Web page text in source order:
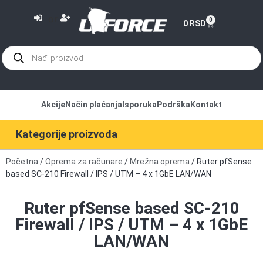
0 RSD 0
Kategorije proizvoda
AkcijeNačin plaćanja Isporuka Podrška Kontakt
Početna /Oprema za računare / Mrežna oprema / Ruter pfSense
based SC-210 Firewall / IPS / UTM – 4 x 1GbE LAN/WAN
Ruter pfSense based SC-210
Firewall / IPS / UTM – 4 x 1GbE
LAN/WAN